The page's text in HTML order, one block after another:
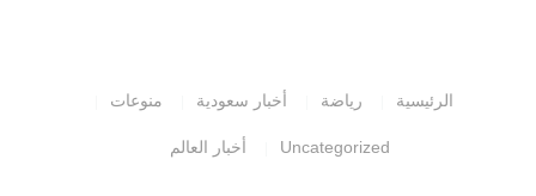
الرئيسية رياضة أخبار سعودية منوعات
Uncategorized أخبار العالم